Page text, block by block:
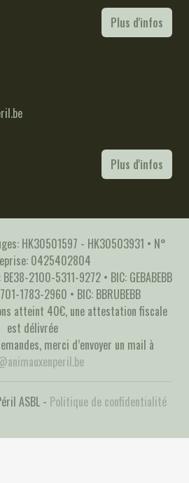
Plus d'infos
Plus d'infos
HK30501597 - HK30503931 • N°
0425402804
2100-5311-9272 • BIC: GEBABEBB
1783-2960 • BIC: BBRUBEBB
atteint 40€, une attestation fiscale
est délivrée
merci d’envoyer un mail à
ASBL - Politique de confidentialité